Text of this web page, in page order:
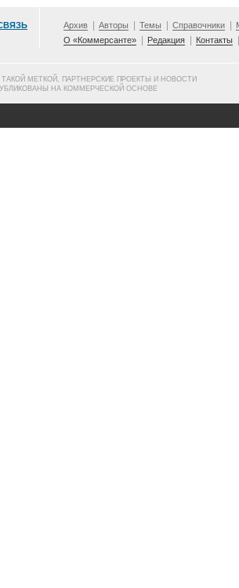
Архив Авторы Темы Справочники
О «Коммерсанте»
Редакция Контакты
МЕТКОЙ, ПАРТНЕРСКИЕ ПРОЕКТЫ И НОВОСТИ
НА КОММЕРЧЕСКОЙ ОСНОВЕ